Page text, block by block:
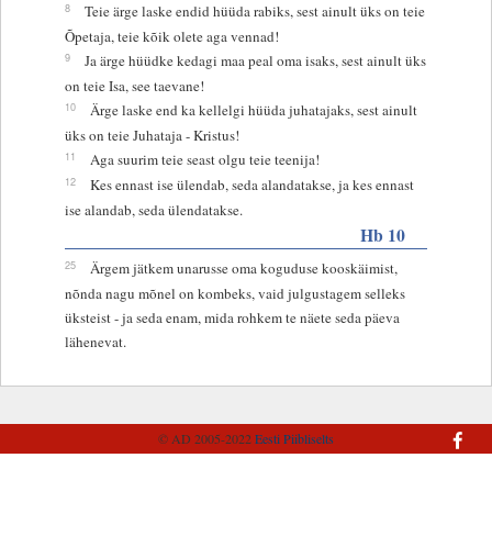
8
Teie ärge laske endid hüüda rabiks, sest ainult üks on teie
Õpetaja, teie kõik olete aga vennad!
9
Ja ärge hüüdke kedagi maa peal oma isaks, sest ainult üks
on teie Isa, see taevane!
10
Ärge laske end ka kellelgi hüüda juhatajaks, sest ainult
üks on teie Juhataja - Kristus!
11 Aga suurim teie seast olgu teie teenija!
12
Kes ennast ise ülendab, seda alandatakse, ja kes ennast
ise alandab, seda ülendatakse.
Hb 10
25
Ärgem jätkem unarusse oma koguduse kooskäimist,
nõnda nagu mõnel on kombeks, vaid julgustagem selleks
üksteist - ja seda enam, mida rohkem te näete seda päeva
lähenevat.
© AD 2005-2022Eesti Piibliselts